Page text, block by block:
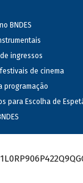
BNDES
ingressos
festivais de cinema
programação
para Escolha de